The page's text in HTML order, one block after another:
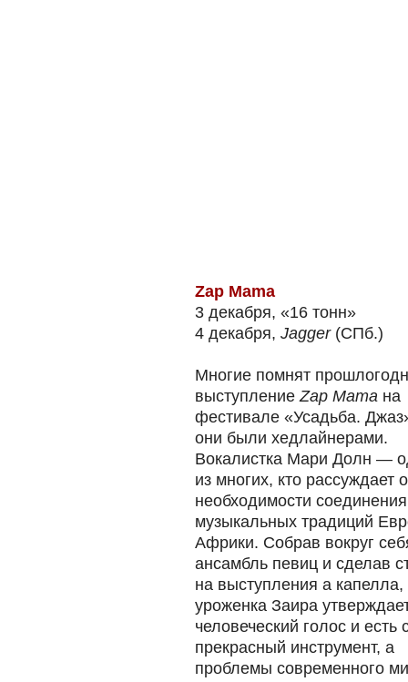
Zap Mama
3 декабря, «16 тонн»
4 декабря, Jagger(СПб.)
Многие помнят
выступлениеZap Mama на
фестивале «Усадьба.
они были хедлайнерами.
Вокалистка Мари Долн —
из многих, кто рассуждает о
необходимости соединения
музыкальных традиций
Африки. Собрав вокруг
ансамбль певиц и сделав
на выступления а капелла,
уроженка Заира
человеческий голос и есть
прекрасный инструмент, а
проблемы современного